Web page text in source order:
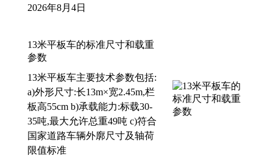
2026年8月4日
13米平板车的标准尺寸和载重
参数
13米平板车主要技术参数包括:
a)外形尺寸:长13m×宽2.45m,栏
板高55cm b)承载能力:标载30-
35吨,最大允许总重49吨 c)符合
国家道路车辆外廓尺寸及轴荷
限值标准